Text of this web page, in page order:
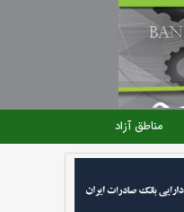
مناطق آزاد